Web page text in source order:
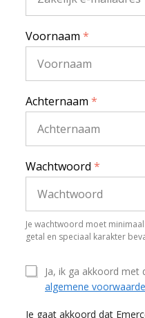
Voornaam *
Achternaam *
Wachtwoord *
Je wachtwoord moet
getal en speciaal karakter
Ja, ik ga akkoord met
algemene
Je gaat akkoord dat